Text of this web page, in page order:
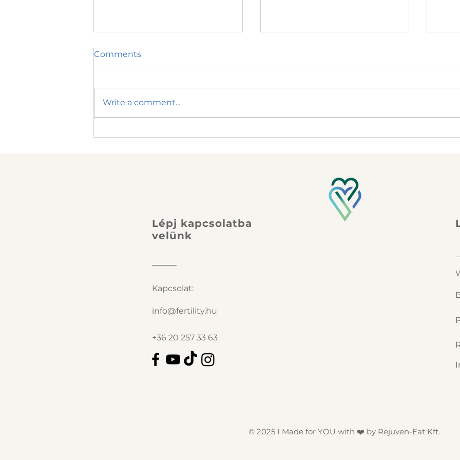
gyógytornásszal, a női
reproduktív egészség
fizioterapeutájával
Comments
Write a comment...
Lépj kapcsolatba
velünk
Kapcsolat:
info@fertility.hu
+36 20 257 33 63
© 2025 I Made for YOU with ❤️ by Rejuven-Eat Kft.